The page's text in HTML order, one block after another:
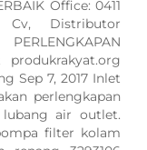
Office: 0411
Cv, Distributor
produkrakyat.org
Sep 7, 2017 Inlet
perlengkapan
lubang air outlet.
filter kolam